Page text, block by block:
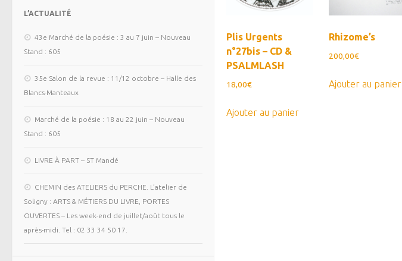
Plis Urgents
n°27bis – CD &
PSALMLASH
18,00€
Ajouter au panier
Rhizome’s
200,00€
Ajouter au panier
L’ACTUALITÉ
43e Marché de la poésie : 3 au 7 juin – Nouveau
Stand : 605
35e Salon de la revue : 11/12 octobre – Halle des
Blancs-Manteaux
Marché de la poésie : 18 au 22 juin – Nouveau
Stand : 605
LIVRE À PART – ST Mandé
CHEMIN des ATELIERS du PERCHE. L’atelier de
Soligny : ARTS & MÉTIERS DU LIVRE, PORTES
OUVERTES – Les week-end de juillet/août tous le
après-midi. Tel : 02 33 34 50 17.